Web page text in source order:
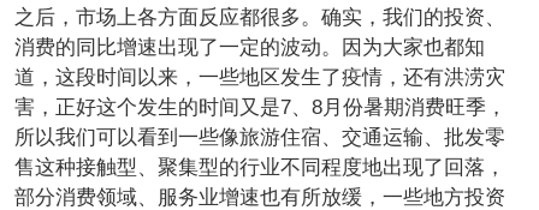
之后，市场上各方面反应都很多。确实，我们的投资、
消费的同比增速出现了一定的波动。因为大家也都知
道，这段时间以来，一些地区发生了疫情，还有洪涝灾
害，正好这个发生的时间又是7、8月份暑期消费旺季，
所以我们可以看到一些像旅游住宿、交通运输、批发零
售这种接触型、聚集型的行业不同程度地出现了回落，
部分消费领域、服务业增速也有所放缓，一些地方投资